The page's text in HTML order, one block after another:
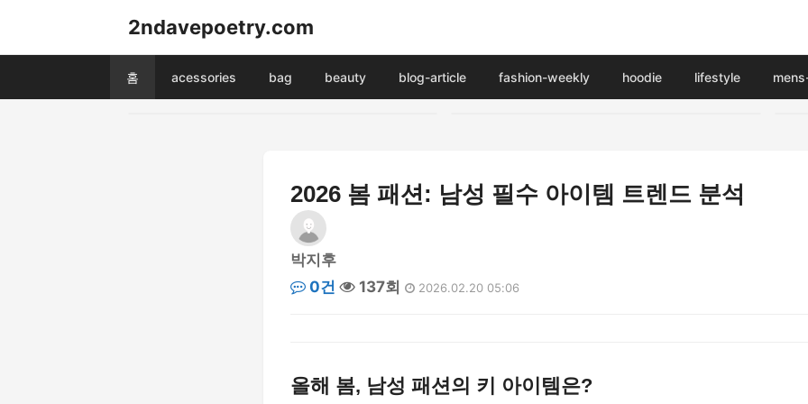
2ndavepoetry.com
홈 acessories bag beauty blog-article fashion-weekly hoodie lifestyle
2026 봄 패션: 남성 필수 아이템 트렌드 분석
박지후
0건
137회 2026.02.20 05:06
올해 봄, 남성 패션의 키 아이템은?